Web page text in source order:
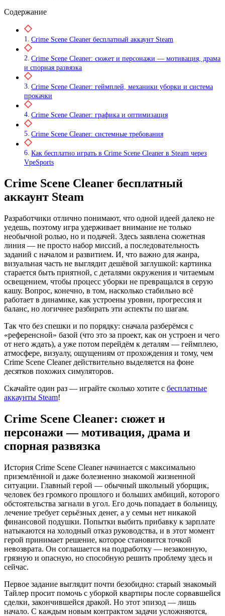
Содержание
Crime Scene Cleaner бесплатный аккаунт Steam
Crime Scene Cleaner: сюжет и персонажи — мотивация, драма
и спорная развязка
Crime Scene Cleaner: геймплей, механики уборки и система
прокачки
Crime Scene Cleaner: графика и оптимизация
Crime Scene Cleaner: системные требования
Как бесплатно играть в Crime Scene Cleaner в Steam через
VpeSports
Crime Scene Cleaner бесплатный
аккаунт Steam
Разработчики отлично понимают, что одной идеей далеко не
уедешь, поэтому игра удерживает внимание не только
необычной ролью, но и подачей. Здесь заявлена сюжетная
линия — не просто набор миссий, а последовательность
заданий с началом и развитием. И, что важно для жанра,
визуальная часть не выглядит дешёвой заглушкой: картинка
старается быть приятной, с деталями окружения и читаемым
освещением, чтобы процесс уборки не превращался в серую
кашу. Вопрос, конечно, в том, насколько стабильно всё
работает в динамике, как устроены уровни, прогрессия и
баланс, но логичнее разбирать эти аспекты по шагам.
Так что без спешки и по порядку: сначала разберёмся с
«референсной» базой (что это за проект, как он устроен и чего
от него ждать), а уже потом перейдём к деталям — геймплею,
атмосфере, визуалу, ощущениям от прохождения и тому, чем
Crime Scene Cleaner действительно выделяется на фоне
десятков похожих симуляторов.
Скачайте один раз — играйте сколько хотите с бесплатные
аккаунты Steam!
Crime Scene Cleaner: сюжет и
персонажи — мотивация, драма и
спорная развязка
История Crime Scene Cleaner начинается с максимально
приземлённой и даже болезненно знакомой жизненной
ситуации. Главный герой — обычный школьный уборщик,
человек без громкого прошлого и больших амбиций, которого
обстоятельства загнали в угол. Его дочь попадает в больницу,
лечение требует серьёзных денег, а у семьи нет никакой
финансовой подушки. Попытки выбить прибавку к зарплате
натыкаются на холодный отказ руководства, и в этот момент
герой принимает решение, которое становится точкой
невозврата. Он соглашается на подработку — незаконную,
грязную и опасную, но способную решить проблему здесь и
сейчас.
Первое задание выглядит почти безобидно: старый знакомый
Тайлер просит помочь с уборкой квартиры после сорвавшейся
сделки, закончившейся дракой. Но этот эпизод — лишь
начало. С каждым новым контрактом задачи усложняются,